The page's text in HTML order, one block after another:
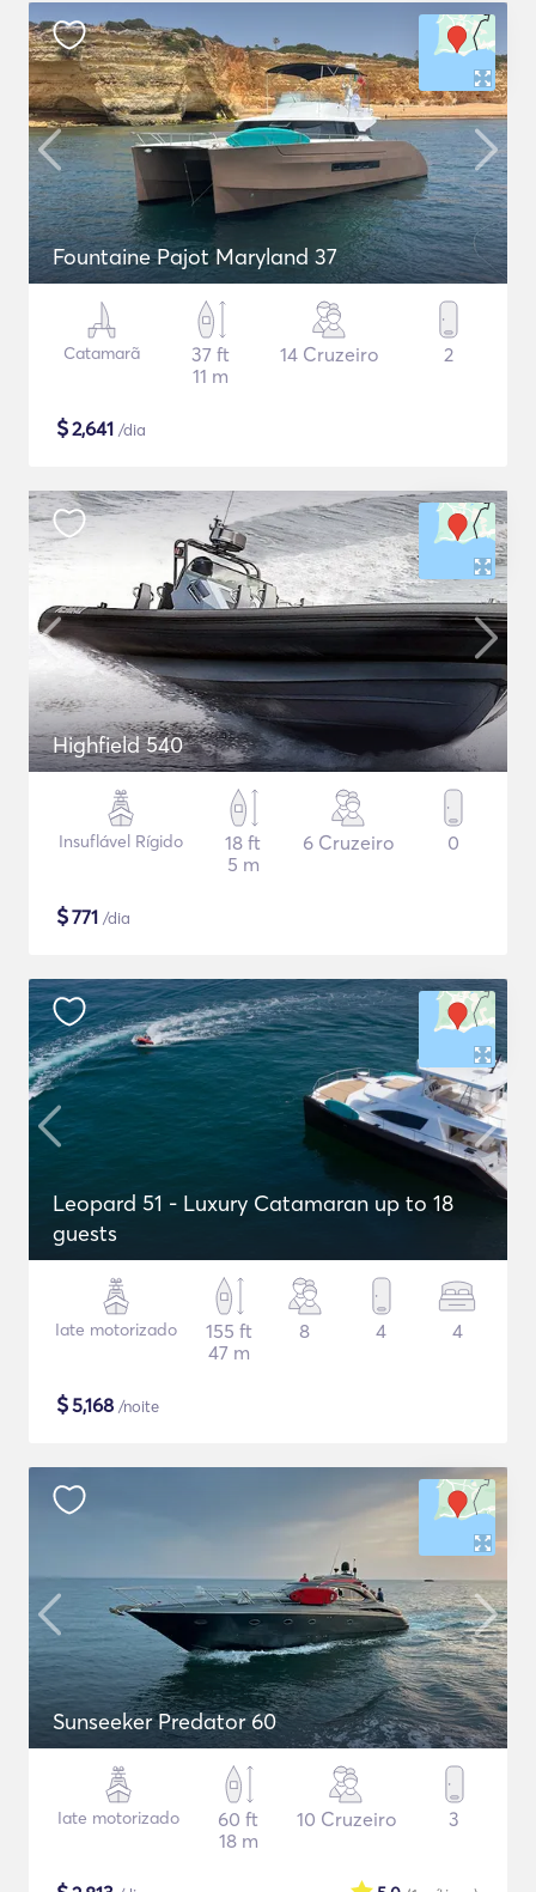
Fountaine Pajot Maryland 37
Catamarã
37 ft
11 m
14 Cruzeiro 2
$2,641 /dia
Highfield 540
Insuflável Rígido
18 ft
5 m
6 Cruzeiro 0
$771 /dia
Leopard 51 - Luxury Catamaran up to 18
guests
Iate motorizado
155 ft
47 m
8 4 4
$5,168 /noite
Sunseeker Predator 60
Iate motorizado
60 ft
18 m
10 Cruzeiro 3